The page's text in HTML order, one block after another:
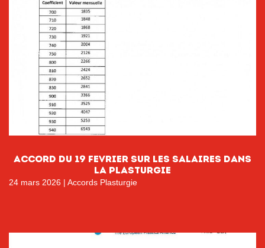
ACCORD DU 19 FEVRIER SUR LES SALAIRES DANS
LA PLASTURGIE
24 mars 2026 | Accords Plasturgie